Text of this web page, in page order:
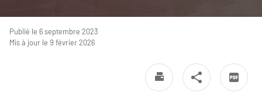
Publié le 6 septembre 2023
Mis à jour le 9 février 2026